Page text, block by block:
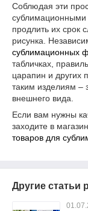
Соблюдая эти
сублимационными
продлить их срок
рисунка.
сублимационных
табличках,
царапин и других
таким изделиям –
внешнего вида.
Если вам нужны
заходите в магазин
товаров для
Другие статьи